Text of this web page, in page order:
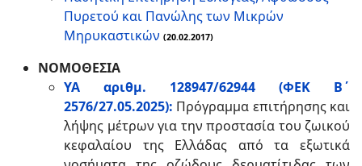
Πυρετού και Πανώλης των Μικρών
Μηρυκαστικών (20.02.2017)
ΝΟΜΟΘΕΣΙΑ
ΥΑ αριθμ. 128947/62944 (ΦΕΚ Β΄
2576/27.05.2025): Πρόγραμμα επιτήρησης και
λήψης μέτρων για την προστασία του ζωικού
κεφαλαίου της Ελλάδας από τα εξωτικά